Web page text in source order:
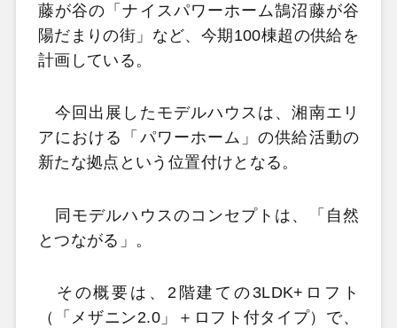
藤が谷の「ナイスパワーホーム鵠沼藤が谷
陽だまりの街」など、今期100棟超の供給を
計画している。
今回出展したモデルハウスは、湘南エリ
アにおける「パワーホーム」の供給活動の
新たな拠点という位置付けとなる。
同モデルハウスのコンセプトは、「自然
とつながる」。
その概要は、2階建ての3LDK+ロフト
（「メザニン2.0」＋ロフト付タイプ）で、